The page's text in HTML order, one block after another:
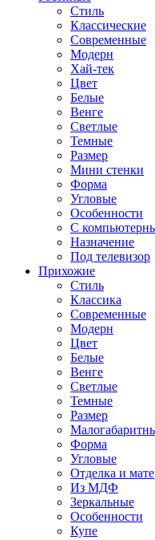
Стиль
Классические
Современные
Модерн
Хай-тек
Цвет
Белые
Венге
Светлые
Темные
Размер
Мини стенки
Форма
Угловые
Особенности
С
Назначение
Под телевизор
Прихожие
Стиль
Классика
Современные
Модерн
Цвет
Белые
Венге
Светлые
Темные
Размер
Форма
Угловые
Отделка и
Из МДФ
Зеркальные
Особенности
Купе